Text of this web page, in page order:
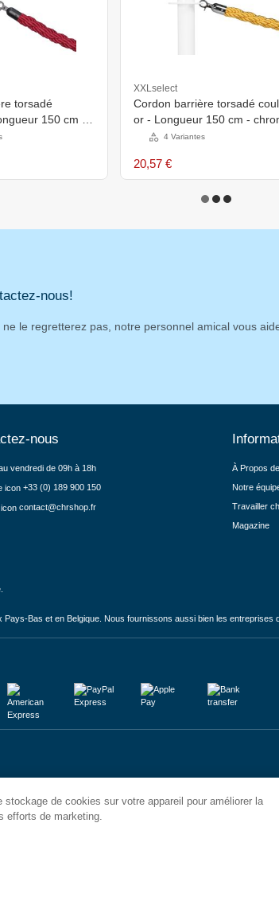
torsadé
150 cm -
XXLselect
Cordon barrière torsadé
or - Longueur 150 cm -
4 Variantes
20,57 €
nous!
ne le regretterez pas, notre personnel amical vous
nous
vendredi de 09h à 18h
+33 (0) 189 900 150
contact@chrshop.fr
À Propos
Notre
Travailler
Magazine
Bas et en Belgique. Nous fournissons aussi bien les entreprises
de cookies sur votre appareil pour améliorer la
efforts de marketing.